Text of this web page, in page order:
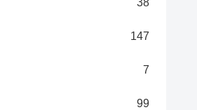
147
7
99